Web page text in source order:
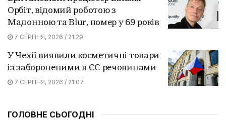
Орбіт, відомий роботою з
Мадонною та Blur, помер у 69 років
7 СЕРПНЯ, 2026 / 21:29
У Чехії виявили косметичні товари
із забороненими в ЄС речовинами
7 СЕРПНЯ, 2026 / 21:07
ГОЛОВНЕ СЬОГОДНІ